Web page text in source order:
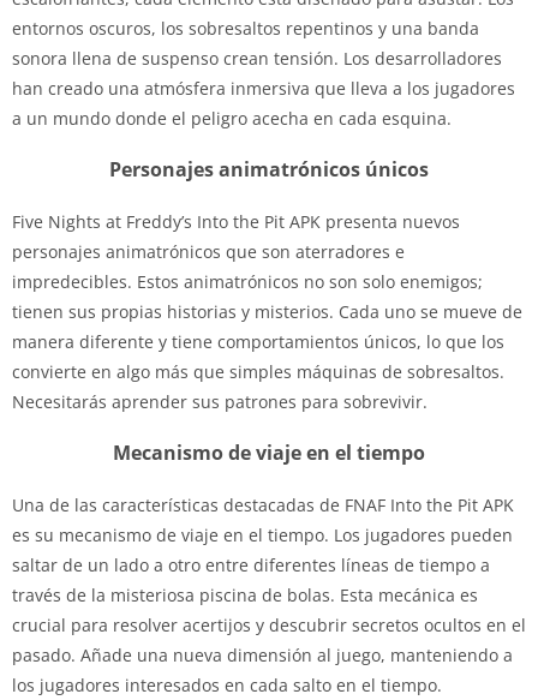
entornos oscuros, los sobresaltos repentinos y una banda
sonora llena de suspenso crean tensión. Los desarrolladores
han creado una atmósfera inmersiva que lleva a los jugadores
a un mundo donde el peligro acecha en cada esquina.
Personajes animatrónicos únicos
Five Nights at Freddy’s Into the Pit APK presenta nuevos
personajes animatrónicos que son aterradores e
impredecibles. Estos animatrónicos no son solo enemigos;
tienen sus propias historias y misterios. Cada uno se mueve de
manera diferente y tiene comportamientos únicos, lo que los
convierte en algo más que simples máquinas de sobresaltos.
Necesitarás aprender sus patrones para sobrevivir.
Mecanismo de viaje en el tiempo
Una de las características destacadas de FNAF Into the Pit APK
es su mecanismo de viaje en el tiempo. Los jugadores pueden
saltar de un lado a otro entre diferentes líneas de tiempo a
través de la misteriosa piscina de bolas. Esta mecánica es
crucial para resolver acertijos y descubrir secretos ocultos en el
pasado. Añade una nueva dimensión al juego, manteniendo a
los jugadores interesados ​​en cada salto en el tiempo.